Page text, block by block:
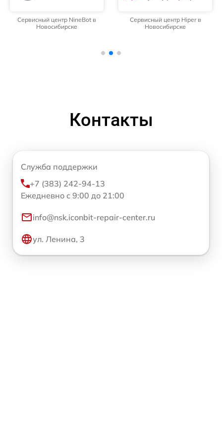
Сервисный центр NineBot в
Новосибирске
Сервисный центр Hiper в
Новосибирске
Контакты
Служба поддержки
+7 (383) 242-94-13
Ежедневно с 9:00 до 21:00
info@nsk.iconbit-repair-center.ru
ул. Ленина, 3